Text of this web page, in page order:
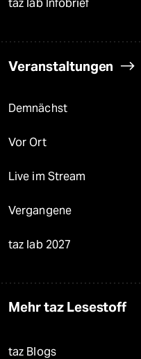
taz lab Infobrief
Veranstaltungen
Demnächst
Vor Ort
Live im Stream
Vergangene
taz lab 2027
Mehr taz Lesestoff
taz Blogs